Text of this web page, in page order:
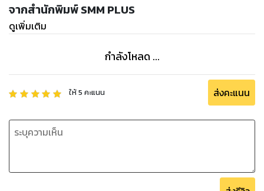
จากสำนักพิมพ์ SMM PLUS
ดูเพิ่มเติม
กำลังโหลด ...
ให้5 คะแนน ส่งคะแนน